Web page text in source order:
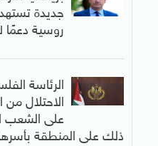
جديدة
روسية دعمًا
الرئاسة
الاحتلال من
على الشعب
ذلك على المنطقة